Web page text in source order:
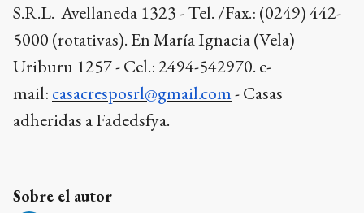
S.R.L. Avellaneda 1323 - Tel. /Fax.: (0249) 442-
5000 (rotativas). En María Ignacia (Vela)
Uriburu 1257 - Cel.: 2494-542970. e-
mail: casacresposrl@gmail.com- Casas
adheridas a Fadedsfya.
Sobre el autor